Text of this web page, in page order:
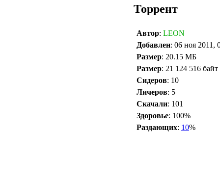
Торрент
Автор: LEON
Добавлен: 06 ноя 2011,
Размер: 20.15 МБ
Размер: 21 124 516 байт
Сидеров: 10
Личеров: 5
Скачали: 101
Здоровье: 100%
Раздающих: 10%